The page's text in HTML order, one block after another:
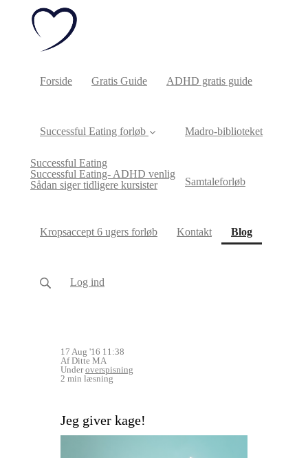
Forside Gratis Guide ADHD gratis guide
Successful Eating forløb
Successful Eating
Successful Eating- ADHD venlig
Sådan siger tidligere kursister
Madro-biblioteket
Samtaleforløb
Kropsaccept 6 ugers forløb Kontakt Blog(current)
Log ind
17 Aug '16 11:38
Af Ditte MA
Underoverspisning
2 min læsning
Jeg giver kage!